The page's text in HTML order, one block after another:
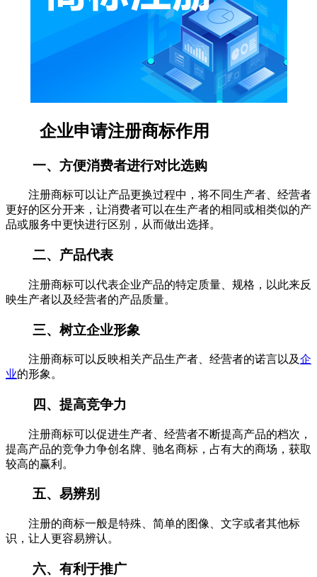
企业申请注册商标作用
一、方便消费者进行对比选购
注册商标可以让产品更换过程中，将不同生产者、经营者
更好的区分开来，让消费者可以在生产者的相同或相类似的产
品或服务中更快进行区别，从而做出选择。
二、产品代表
注册商标可以代表企业产品的特定质量、规格，以此来反
映生产者以及经营者的产品质量。
三、树立企业形象
注册商标可以反映相关产品生产者、经营者的诺言以及企
业的形象。
四、提高竞争力
注册商标可以促进生产者、经营者不断提高产品的档次，
提高产品的竞争力争创名牌、驰名商标，占有大的商场，获取
较高的赢利。
五、易辨别
注册的商标一般是特殊、简单的图像、文字或者其他标
识，让人更容易辨认。
六、有利于推广